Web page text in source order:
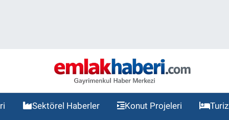
Sektörel Haberler Konut Projeleri